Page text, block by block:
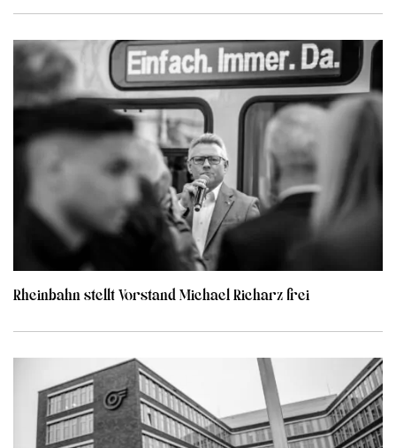
Rheinbahn stellt Vorstand Michael Richarz frei